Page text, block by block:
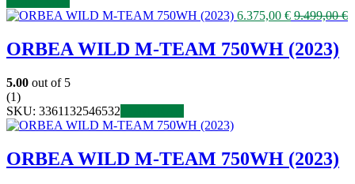
6.375,00 € 9.499,00€
ORBEA WILD M-TEAM 750WH (2023)
5.00 out of 5
(1)
SKU: 3361132546532
ORBEA WILD M-TEAM 750WH (2023)